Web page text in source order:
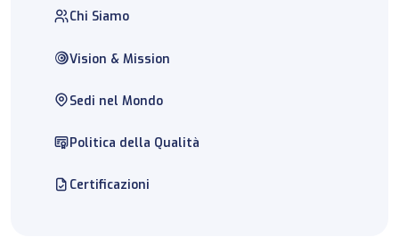
Chi Siamo
Vision & Mission
Sedi nel Mondo
Politica della Qualità
Certificazioni